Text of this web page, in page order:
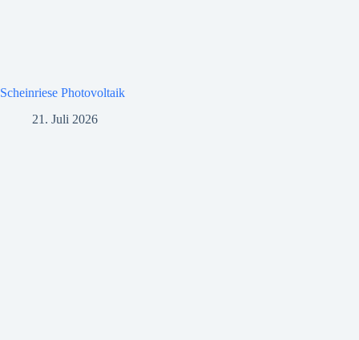
Scheinriese Photovoltaik
21. Juli 2026